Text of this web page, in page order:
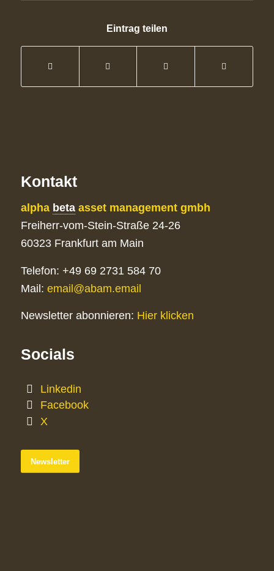
Eintrag teilen
Kontakt
alpha betaasset management gmbh
Freiherr-vom-Stein-Straße 24-26
60323 Frankfurt am Main
Telefon: +49 69 2731 584 70
Mail: email@abam.email
Newsletter abonnieren: Hier klicken
Socials
Linkedin
Facebook
X
Newsletter